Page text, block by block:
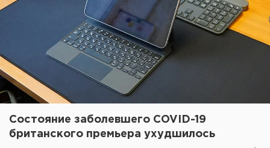
Состояние заболевшего COVID-19
британского премьера ухудшилось